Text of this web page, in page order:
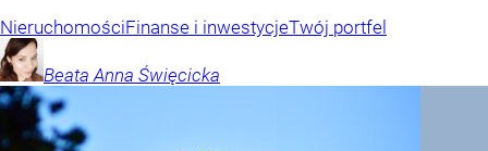
NieruchomościFinanse i inwestycjeTwój portfel
Beata Anna Święcicka